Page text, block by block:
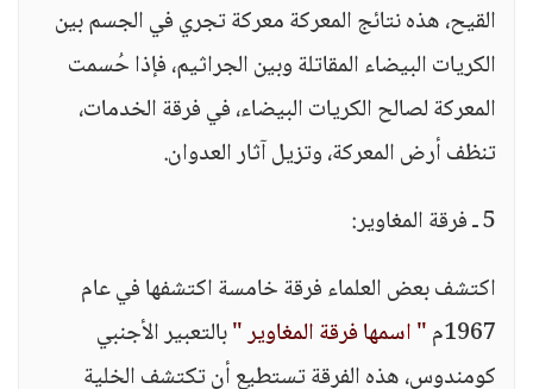
القيح، هذه نتائج المعركة معركة تجري في الجسم بين
الكريات البيضاء المقاتلة وبين الجراثيم، فإذا حُسمت
المعركة لصالح الكريات البيضاء، في فرقة الخدمات،
تنظف أرض المعركة، وتزيل آثار العدوان.
5 ـ فرقة المغاوير:
اكتشف بعض العلماء فرقة خامسة اكتشفها في عام
1967م " اسمها فرقة المغاوير "بالتعبير الأجنبي
كومندوس، هذه الفرقة تستطيع أن تكتشف الخلية